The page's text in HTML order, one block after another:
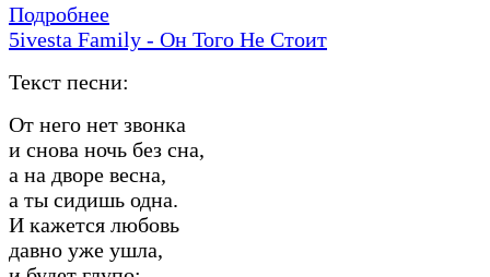
Подробнее
5ivesta Family - Он Того Не Стоит
Текст песни:
От него нет звонка
и снова ночь без сна,
а на дворе весна,
а ты сидишь одна.
И кажется любовь
давно уже ушла,